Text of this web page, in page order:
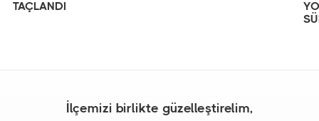
TAÇLANDI
İlçemizi birlikte güzelleştirelim,